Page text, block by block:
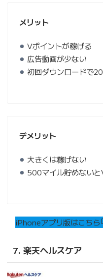
メリット
Vポイントが稼げる
広告動画が少ない
初回ダウンロードで
デメリット
大きくは稼げない
500マイル貯めない
iPhoneアプリ版はこちら
7. 楽天ヘルスケア